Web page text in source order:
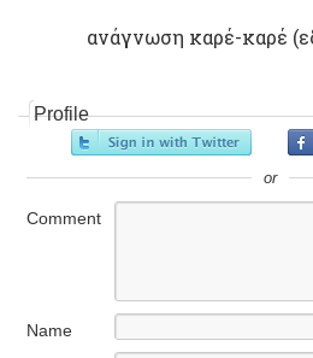
ανάγνωση καρέ-καρέ
Profile
or
Comment
Name